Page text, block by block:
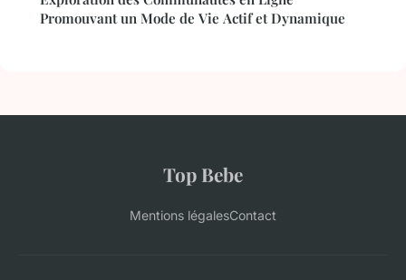
Promouvant un Mode de Vie Actif et Dynamique
Top Bebe
Mentions légalesContact